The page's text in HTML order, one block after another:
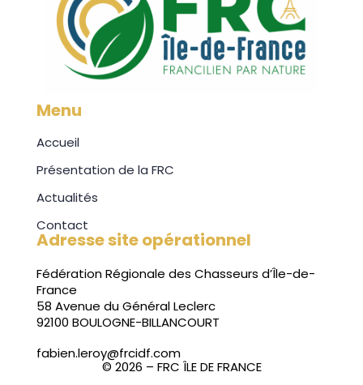
Menu
Accueil
Présentation de la FRC
Actualités
Contact
Adresse site opérationnel
Fédération Régionale des Chasseurs d’Île-de-
France
58 Avenue du Général Leclerc
92100 BOULOGNE-BILLANCOURT
fabien.leroy@frcidf.com
© 2026 – FRC ÎLE DE FRANCE